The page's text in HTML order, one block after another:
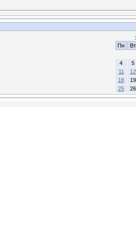
Пн
Вт
4
5
11
12
18
19
25
26